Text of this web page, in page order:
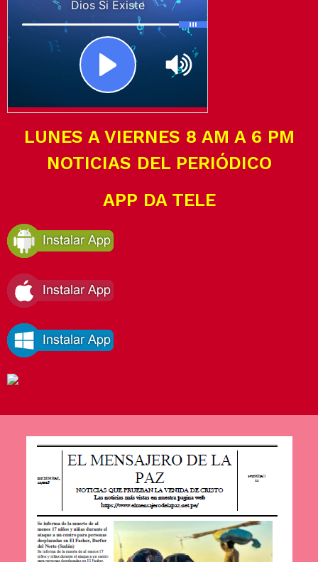
LUNES A VIERNES 8 AM A 6 PM
NOTICIAS DEL PERIÓDICO
APP DA TELE